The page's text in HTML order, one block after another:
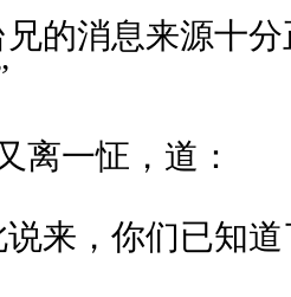
的消息来源十
离一怔，道：
来，你们已知道